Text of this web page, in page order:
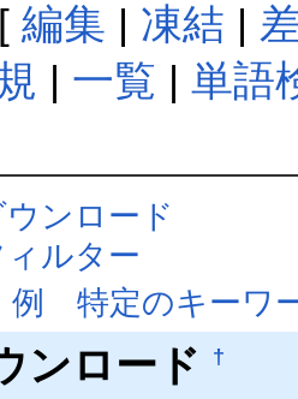
編集 | 凍結 |
| 一覧 | 単語
ウンロード
ィルター
例 特定のキーワ
ンロード †